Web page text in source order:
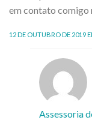
em contato comigo
12 DE OUTUBRO DE 2019
Assessoria